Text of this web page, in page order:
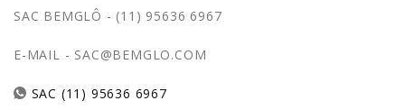
SAC BEMGLÔ - (11) 95636 6967
E-MAIL - SAC@BEMGLO.COM
SAC (11) 95636 6967